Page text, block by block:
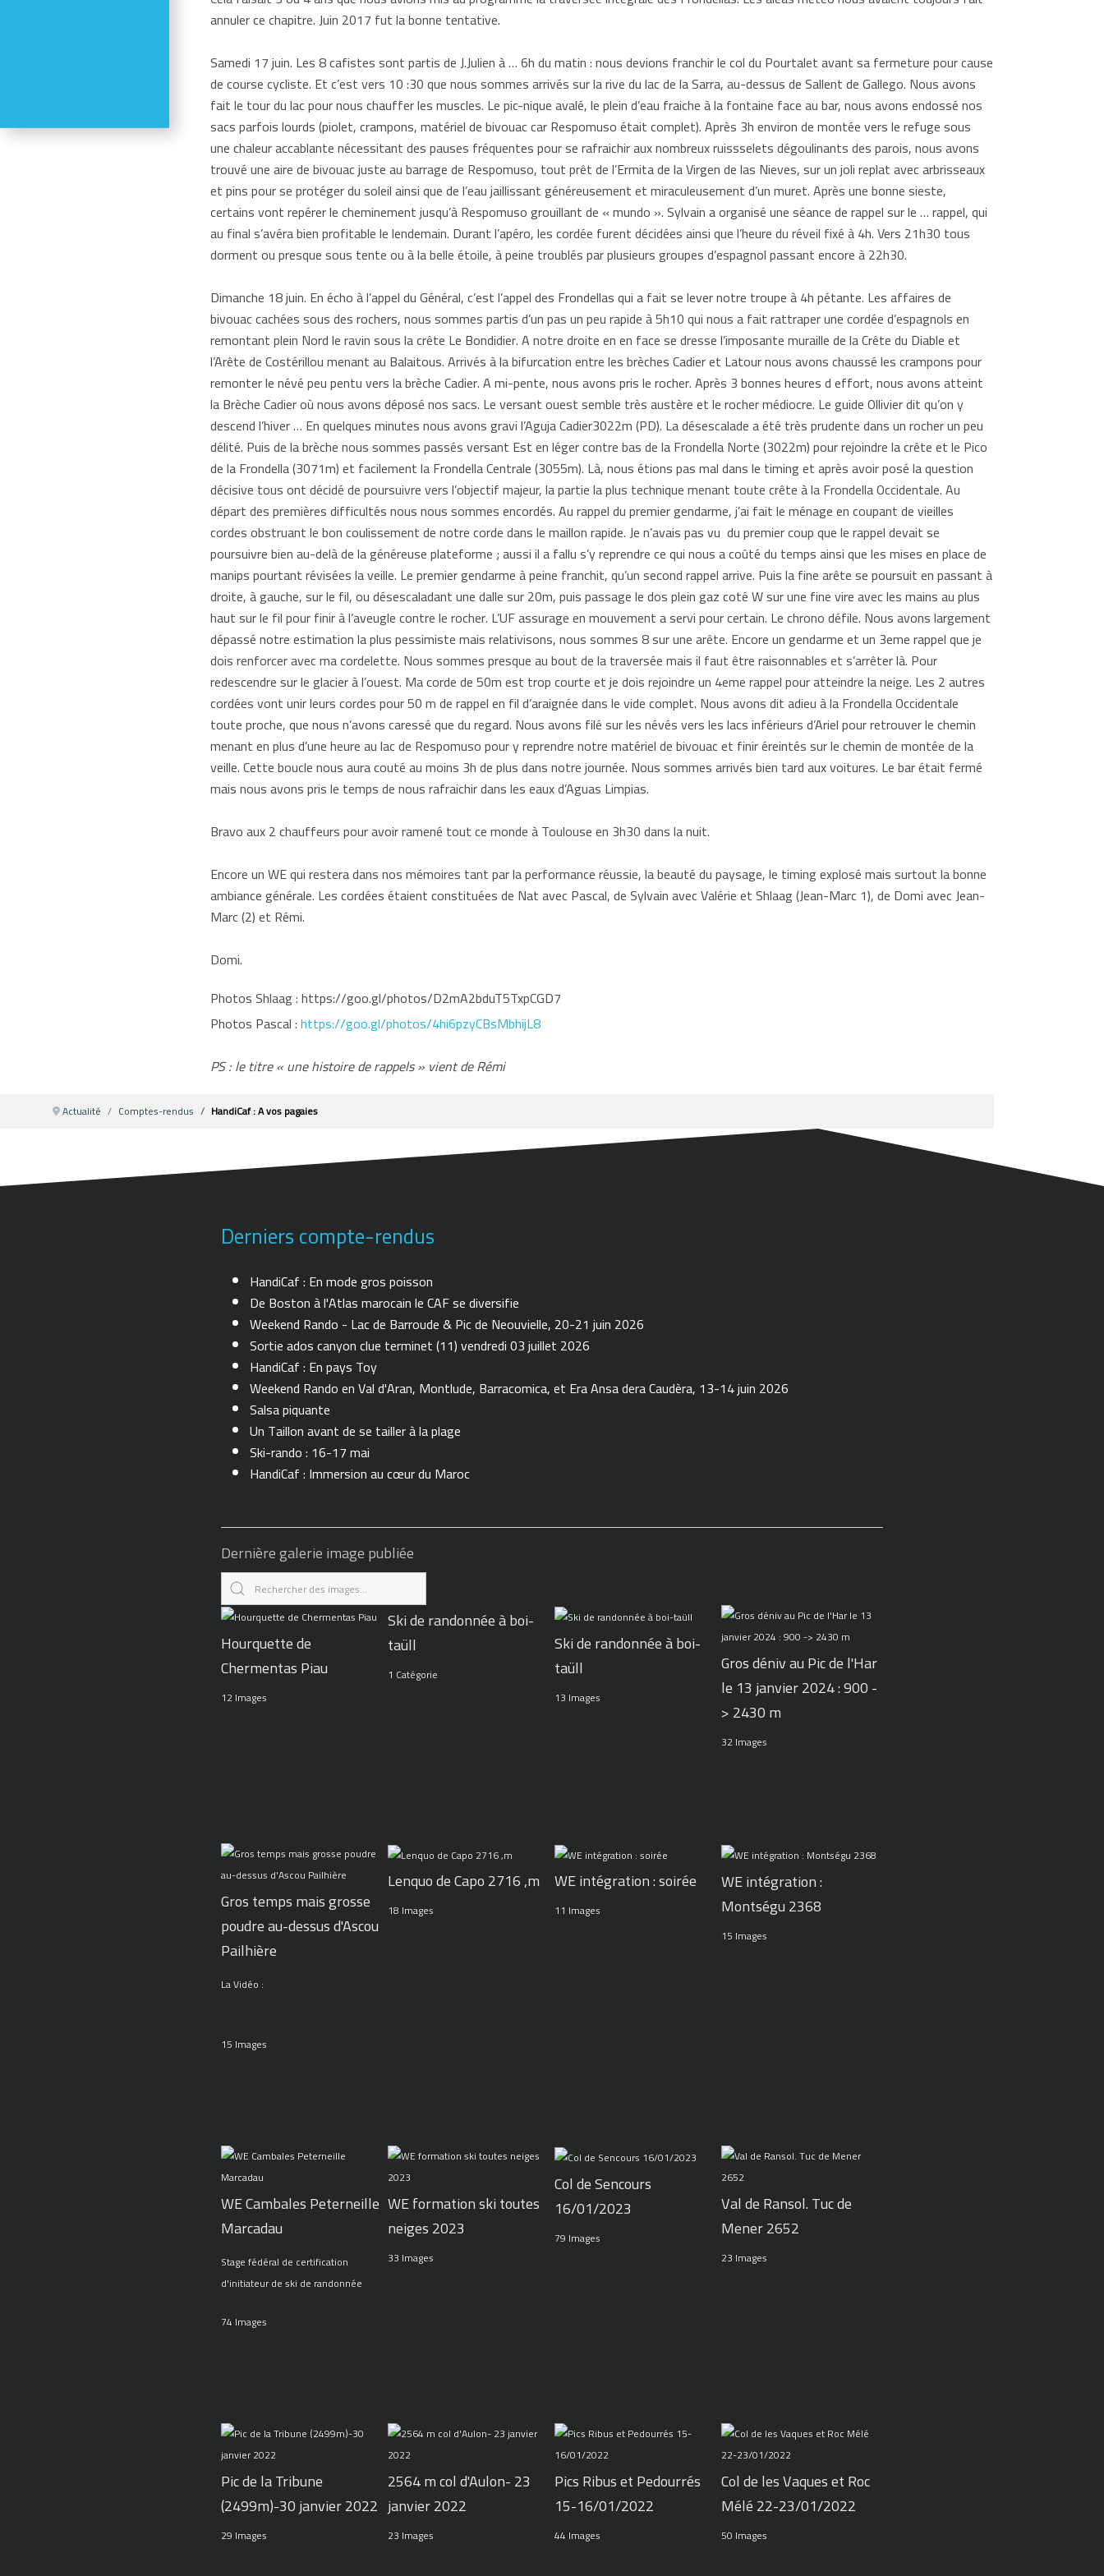
annuler ce chapitre. Juin 2017 fut la bonne tentative.
Samedi 17 juin. Les 8 cafistes sont partis de J.Julien à … 6h du matin : nous devions franchir le col du Pourtalet avant sa fermeture pour cause
de course cycliste. Et c’est vers 10 :30 que nous sommes arrivés sur la rive du lac de la Sarra, au-dessus de Sallent de Gallego. Nous avons
fait le tour du lac pour nous chauffer les muscles. Le pic-nique avalé, le plein d’eau fraiche à la fontaine face au bar, nous avons endossé nos
sacs parfois lourds (piolet, crampons, matériel de bivouac car Respomuso était complet). Après 3h environ de montée vers le refuge sous
une chaleur accablante nécessitant des pauses fréquentes pour se rafraichir aux nombreux ruissselets dégoulinants des parois, nous avons
trouvé une aire de bivouac juste au barrage de Respomuso, tout prêt de l’Ermita de la Virgen de las Nieves, sur un joli replat avec arbrisseaux
et pins pour se protéger du soleil ainsi que de l’eau jaillissant généreusement et miraculeusement d’un muret. Après une bonne sieste,
certains vont repérer le cheminement jusqu’à Respomuso grouillant de « mundo ». Sylvain a organisé une séance de rappel sur le … rappel, qui
au final s’avéra bien profitable le lendemain. Durant l’apéro, les cordée furent décidées ainsi que l’heure du réveil fixé à 4h. Vers 21h30 tous
dorment ou presque sous tente ou à la belle étoile, à peine troublés par plusieurs groupes d’espagnol passant encore à 22h30.
Dimanche 18 juin. En écho à l’appel du Général, c’est l’appel des Frondellas qui a fait se lever notre troupe à 4h pétante. Les affaires de
bivouac cachées sous des rochers, nous sommes partis d’un pas un peu rapide à 5h10 qui nous a fait rattraper une cordée d’espagnols en
remontant plein Nord le ravin sous la crête Le Bondidier. A notre droite en en face se dresse l’imposante muraille de la Crête du Diable et
l’Arête de Costérillou menant au Balaitous. Arrivés à la bifurcation entre les brèches Cadier et Latour nous avons chaussé les crampons pour
remonter le névé peu pentu vers la brèche Cadier. A mi-pente, nous avons pris le rocher. Après 3 bonnes heures d effort, nous avons atteint
la Brèche Cadier où nous avons déposé nos sacs. Le versant ouest semble très austère et le rocher médiocre. Le guide Ollivier dit qu’on y
descend l’hiver … En quelques minutes nous avons gravi l’Aguja Cadier3022m (PD). La désescalade a été très prudente dans un rocher un peu
délité. Puis de la brèche nous sommes passés versant Est en léger contre bas de la Frondella Norte (3022m) pour rejoindre la crête et le Pico
de la Frondella (3071m) et facilement la Frondella Centrale (3055m). Là, nous étions pas mal dans le timing et après avoir posé la question
décisive tous ont décidé de poursuivre vers l’objectif majeur, la partie la plus technique menant toute crête à la Frondella Occidentale. Au
départ des premières difficultés nous nous sommes encordés. Au rappel du premier gendarme, j’ai fait le ménage en coupant de vieilles
cordes obstruant le bon coulissement de notre corde dans le maillon rapide. Je n’avais pas vu du premier coup que le rappel devait se
poursuivre bien au-delà de la généreuse plateforme ; aussi il a fallu s’y reprendre ce qui nous a coûté du temps ainsi que les mises en place de
manips pourtant révisées la veille. Le premier gendarme à peine franchit, qu’un second rappel arrive. Puis la fine arête se poursuit en passant à
droite, à gauche, sur le fil, ou désescaladant une dalle sur 20m, puis passage le dos plein gaz coté W sur une fine vire avec les mains au plus
haut sur le fil pour finir à l’aveugle contre le rocher. L’UF assurage en mouvement a servi pour certain. Le chrono défile. Nous avons largement
dépassé notre estimation la plus pessimiste mais relativisons, nous sommes 8 sur une arête. Encore un gendarme et un 3eme rappel que je
dois renforcer avec ma cordelette. Nous sommes presque au bout de la traversée mais il faut être raisonnables et s’arrêter là. Pour
redescendre sur le glacier à l’ouest. Ma corde de 50m est trop courte et je dois rejoindre un 4eme rappel pour atteindre la neige. Les 2 autres
cordées vont unir leurs cordes pour 50 m de rappel en fil d’araignée dans le vide complet. Nous avons dit adieu à la Frondella Occidentale
toute proche, que nous n’avons caressé que du regard. Nous avons filé sur les névés vers les lacs inférieurs d’Ariel pour retrouver le chemin
menant en plus d’une heure au lac de Respomuso pour y reprendre notre matériel de bivouac et finir éreintés sur le chemin de montée de la
veille. Cette boucle nous aura couté au moins 3h de plus dans notre journée. Nous sommes arrivés bien tard aux voitures. Le bar était fermé
mais nous avons pris le temps de nous rafraichir dans les eaux d’Aguas Limpias.
Bravo aux 2 chauffeurs pour avoir ramené tout ce monde à Toulouse en 3h30 dans la nuit.
Encore un WE qui restera dans nos mémoires tant par la performance réussie, la beauté du paysage, le timing explosé mais surtout la bonne
ambiance générale. Les cordées étaient constituées de Nat avec Pascal, de Sylvain avec Valérie et Shlaag (Jean-Marc 1), de Domi avec Jean-
Marc (2) et Rémi.
Domi.
Photos Shlaag : https://goo.gl/photos/D2mA2bduT5TxpCGD7
Photos Pascal :https://goo.gl/photos/4hi6pzyCBsMbhijL8
PS : le titre « une histoire de rappels » vient de Rémi
Actualité Comptes-rendus HandiCaf : A vos pagaies
Derniers compte-rendus
HandiCaf : En mode gros poisson
De Boston à l'Atlas marocain le CAF se diversifie
Weekend Rando - Lac de Barroude & Pic de Neouvielle, 20-21 juin 2026
Sortie ados canyon clue terminet (11) vendredi 03 juillet 2026
HandiCaf : En pays Toy
Weekend Rando en Val d'Aran, Montlude, Barracomica, et Era Ansa dera Caudèra, 13-14 juin 2026
Salsa piquante
Un Taillon avant de se tailler à la plage
Ski-rando : 16-17 mai
HandiCaf : Immersion au cœur du Maroc
Dernière galerie image publiée
Hourquette de
Chermentas Piau
12 Images
Ski de randonnée à boi-
taüll
1 Catégorie
Ski de randonnée à boi-
taüll
13 Images
Gros déniv au Pic de l'Har
le 13 janvier 2024 : 900 -
> 2430 m
32 Images
Gros temps mais grosse
poudre au-dessus d'Ascou
Pailhière
La Vidéo :
15 Images
Lenquo de Capo 2716 ,m
18 Images
WE intégration : soirée
11 Images
WE intégration :
Montségu 2368
15 Images
WE Cambales Peterneille
Marcadau
Stage fédéral de certification
d'initiateur de ski de randonnée
74 Images
WE formation ski toutes
neiges 2023
33 Images
Col de Sencours
16/01/2023
79 Images
Val de Ransol. Tuc de
Mener 2652
23 Images
Pic de la Tribune
(2499m)-30 janvier 2022
29 Images
2564 m col d'Aulon- 23
janvier 2022
23 Images
Pics Ribus et Pedourrés
15-16/01/2022
44 Images
Col de les Vaques et Roc
Mélé 22-23/01/2022
50 Images